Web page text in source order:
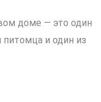
доме — это один
и один из